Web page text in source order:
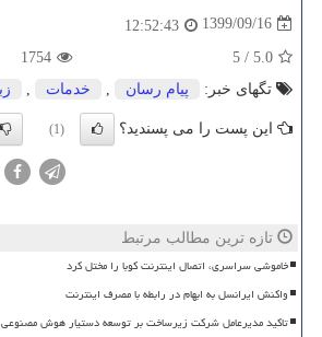
1399/09/16
12:52:43
5.0
/
5
1754
تگهای خبر:
پیام رسان خدمات
این پست را می پسندید؟ (1)
تازه ترین مطالب مرتبط
خاموشی سراسری، اتصال اینترنت کوبا را مختل کرد
واکنش ایرانسل به ابهام در رابطه با مصرف اینترنت
تاکید مدیرعامل شرکت زیرساخت بر توسعه دستیار هوش